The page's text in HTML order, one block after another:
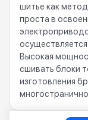
шитье как
проста в
Высокая
сшивать блоки
изготовления